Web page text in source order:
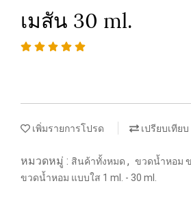
เมสัน 30 ml.
เพิ่มรายการโปรด เปรียบเทียบ
หมวดหมู่ : สินค้าทั้งหมด , ขวดน้ำหอม ข
ขวดน้ำหอม แบบใส 1 ml. - 30 ml.